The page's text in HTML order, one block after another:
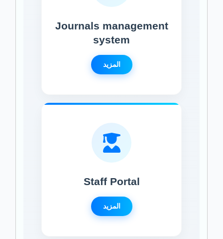
Journals management
system
المزيد
Staff Portal
المزيد